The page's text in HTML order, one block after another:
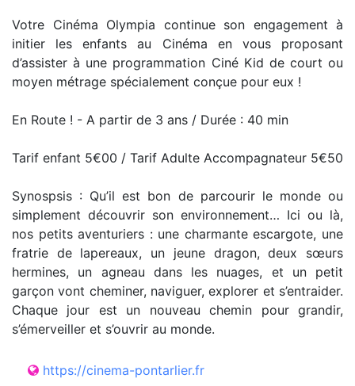
Votre Cinéma Olympia continue son engagement à
initier les enfants au Cinéma en vous proposant
d’assister à une programmation Ciné Kid de court ou
moyen métrage spécialement conçue pour eux !
En Route ! - A partir de 3 ans / Durée : 40 min
Tarif enfant 5€00 / Tarif Adulte Accompagnateur 5€50
Synospsis : Qu’il est bon de parcourir le monde ou
simplement découvrir son environnement… Ici ou là,
nos petits aventuriers : une charmante escargote, une
fratrie de lapereaux, un jeune dragon, deux sœurs
hermines, un agneau dans les nuages, et un petit
garçon vont cheminer, naviguer, explorer et s’entraider.
Chaque jour est un nouveau chemin pour grandir,
s’émerveiller et s’ouvrir au monde.
https://cinema-pontarlier.fr